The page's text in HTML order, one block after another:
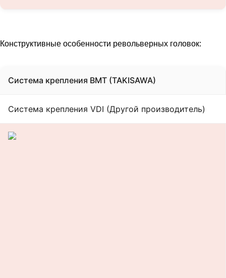
Конструктивные особенности револьверных головок:
Cистема крепления BMT (TAKISAWA)
Cистема крепления VDI (Другой производитель)